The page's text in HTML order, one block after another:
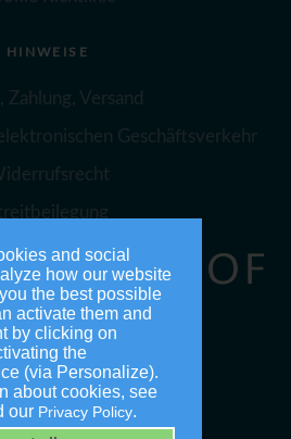
HINWEISE
Zahlung, Versand
Geschäftsverkehr
and social
how our website
the best possible
activate them and
by clicking on
the
(via Personalize).
about cookies, see
our Privacy Policy.